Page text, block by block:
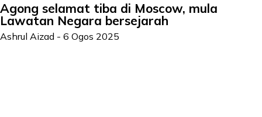
Agong selamat tiba di Moscow, mula
Lawatan Negara bersejarah
Ashrul Aizad - 6 Ogos 2025